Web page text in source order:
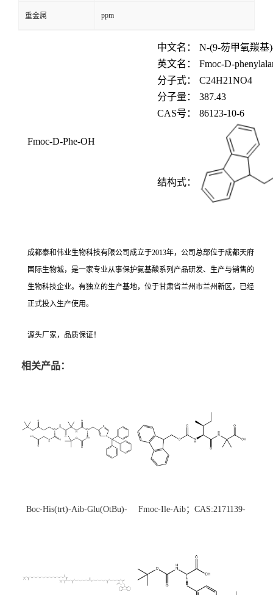
重金属 ppm
Fmoc-D-Phe-OH
中文名：
N-(9-芴甲氧羰基
英文名：
Fmoc-D-
分子式：
C24H21NO4
分子量：
387.43
CAS号： 86123-10-6
结构式：
成都泰和伟业生物科技有限公司成立于2013年，公司总部位于成都天府
国际生物城，是一家专业从事保护氨基酸系列产品研发、生产与销售的
生物科技企业。有独立的生产基地，位于甘肃省兰州市兰州新区，已经
正式投入生产使用。
源头厂家，品质保证！
相关产品：
Boc-His(trt)-Aib-Glu(OtBu)-
Fmoc-Ile-Aib；CAS:2171139-